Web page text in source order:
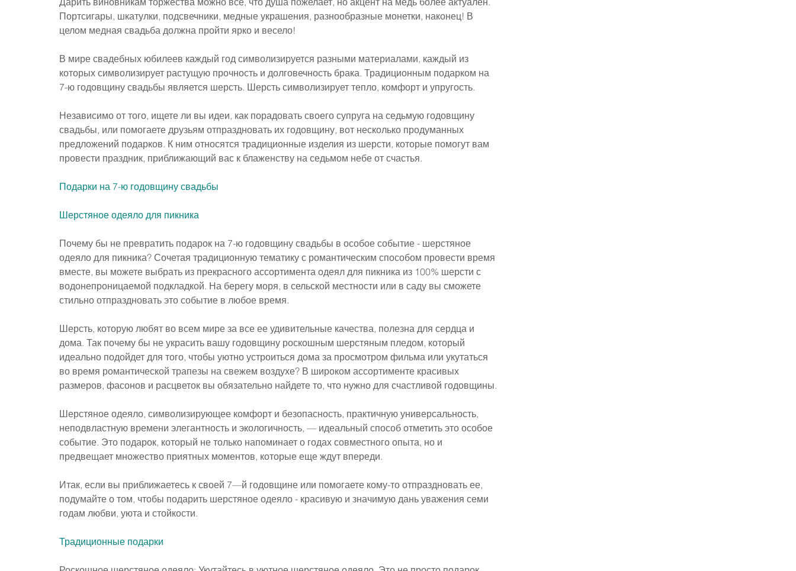
Портсигары, шкатулки, подсвечники, медные украшения, разнообразные монетки, наконец! В
целом медная свадьба должна пройти ярко и весело!
В мире свадебных юбилеев каждый год символизируется разными материалами, каждый из
которых символизирует растущую прочность и долговечность брака. Традиционным подарком на
7-ю годовщину свадьбы является шерсть. Шерсть символизирует тепло, комфорт и упругость.
Независимо от того, ищете ли вы идеи, как порадовать своего супруга на седьмую годовщину
свадьбы, или помогаете друзьям отпраздновать их годовщину, вот несколько продуманных
предложений подарков. К ним относятся традиционные изделия из шерсти, которые помогут вам
провести праздник, приближающий вас к блаженству на седьмом небе от счастья.
Подарки на 7-ю годовщину свадьбы
Шерстяное одеяло для пикника
Почему бы не превратить подарок на 7-ю годовщину свадьбы в особое событие - шерстяное
одеяло для пикника? Сочетая традиционную тематику с романтическим способом провести время
вместе, вы можете выбрать из прекрасного ассортимента одеял для пикника из 100% шерсти с
водонепроницаемой подкладкой. На берегу моря, в сельской местности или в саду вы сможете
стильно отпраздновать это событие в любое время.
Шерсть, которую любят во всем мире за все ее удивительные качества, полезна для сердца и
дома. Так почему бы не украсить вашу годовщину роскошным шерстяным пледом, который
идеально подойдет для того, чтобы уютно устроиться дома за просмотром фильма или укутаться
во время романтической трапезы на свежем воздухе? В широком ассортименте красивых
размеров, фасонов и расцветок вы обязательно найдете то, что нужно для счастливой годовщины.
Шерстяное одеяло, символизирующее комфорт и безопасность, практичную универсальность,
неподвластную времени элегантность и экологичность, — идеальный способ отметить это особое
событие. Это подарок, который не только напоминает о годах совместного опыта, но и
предвещает множество приятных моментов, которые еще ждут впереди.
Итак, если вы приближаетесь к своей 7—й годовщине или помогаете кому-то отпраздновать ее,
подумайте о том, чтобы подарить шерстяное одеяло - красивую и значимую дань уважения семи
годам любви, уюта и стойкости.
Традиционные подарки